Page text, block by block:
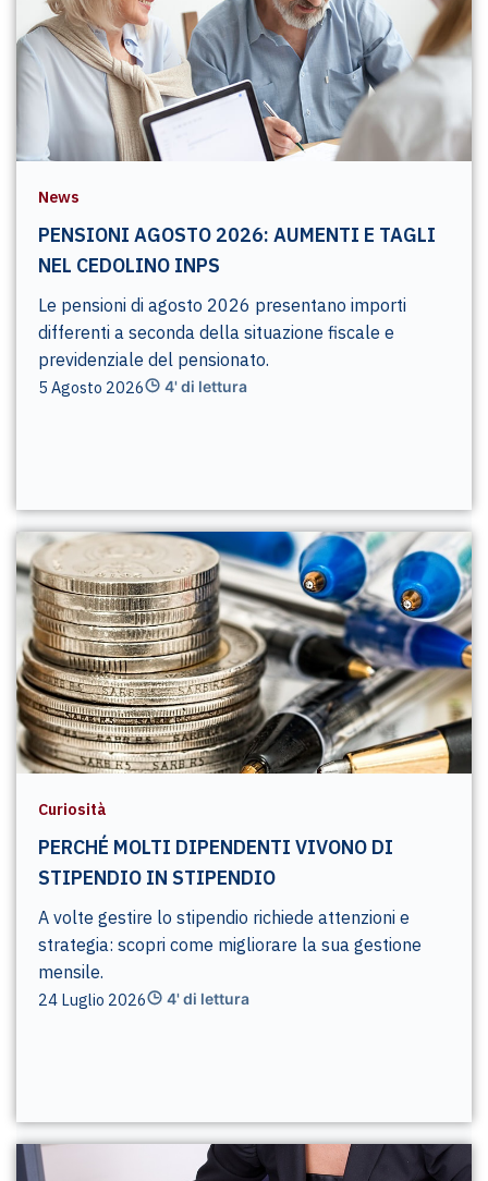
News
PENSIONI AGOSTO 2026: AUMENTI E TAGLI
NEL CEDOLINO INPS
Le pensioni di agosto 2026 presentano importi
differenti a seconda della situazione fiscale e
previdenziale del pensionato.
5 Agosto 2026 4' di lettura
Curiosità
PERCHÉ MOLTI DIPENDENTI VIVONO DI
STIPENDIO IN STIPENDIO
A volte gestire lo stipendio richiede attenzioni e
strategia: scopri come migliorare la sua gestione
mensile.
24 Luglio 2026 4' di lettura